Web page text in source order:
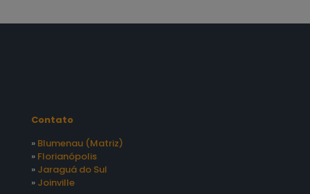
Contato
» Blumenau (Matriz)
» Florianópolis
» Jaraguá do Sul
» Joinville